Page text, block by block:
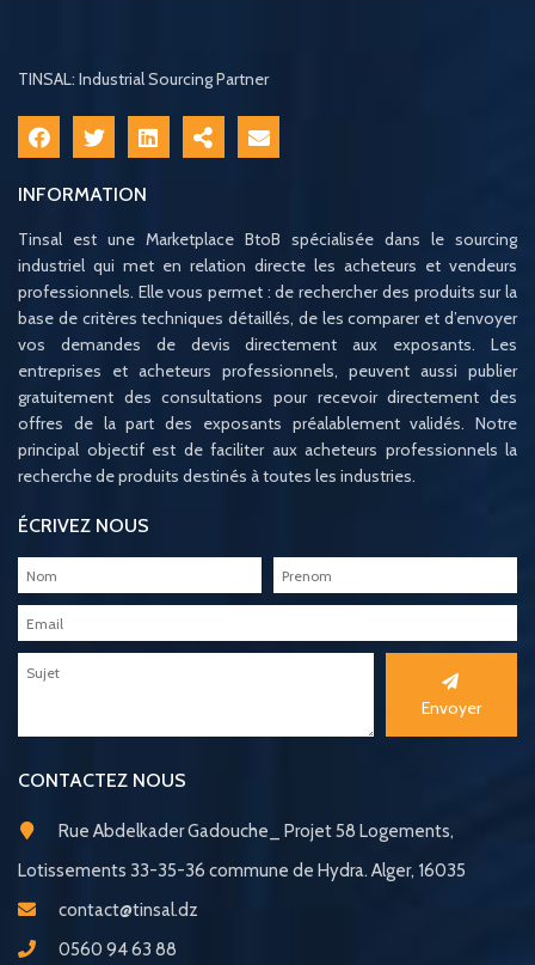
TINSAL: Industrial Sourcing Partner
INFORMATION
Tinsal est une Marketplace BtoB spécialisée dans le sourcing
industriel qui met en relation directe les acheteurs et vendeurs
professionnels. Elle vous permet : de rechercher des produits sur la
base de critères techniques détaillés, de les comparer et d’envoyer
vos demandes de devis directement aux exposants. Les
entreprises et acheteurs professionnels, peuvent aussi publier
gratuitement des consultations pour recevoir directement des
offres de la part des exposants préalablement validés. Notre
principal objectif est de faciliter aux acheteurs professionnels la
recherche de produits destinés à toutes les industries.
ÉCRIVEZ NOUS
Envoyer
CONTACTEZ NOUS
Rue Abdelkader Gadouche_ Projet 58 Logements,
Lotissements 33-35-36 commune de Hydra. Alger, 16035
contact@tinsal.dz
0560 94 63 88